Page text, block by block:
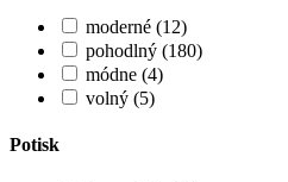
moderné (12)
pohodlný (180)
módne (4)
volný (5)
Potisk